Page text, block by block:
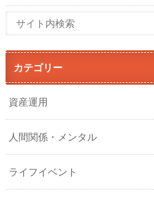
カテゴリー
資産運用
人間関係・メンタル
ライフイベント